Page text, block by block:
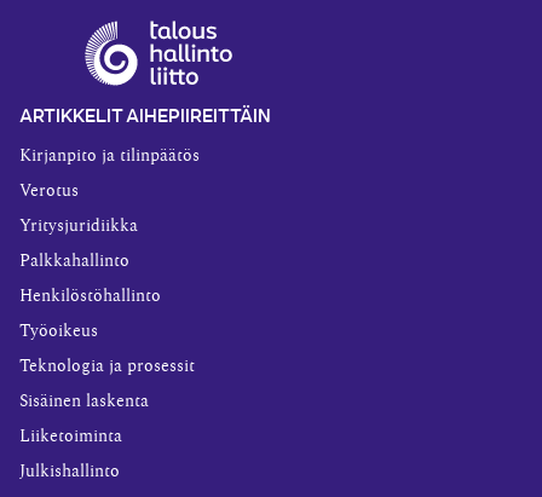
ARTIKKELIT AIHEPIIREITTÄIN
Kirjanpito ja tilinpäätös
Verotus
Yritysjuridiikka
Palkkahallinto
Henkilöstöhallinto
Työoikeus
Teknologia ja prosessit
Sisäinen laskenta
Liiketoiminta
Julkishallinto